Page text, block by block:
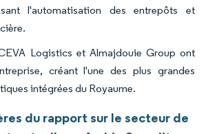
l'automatisation des entrepôts et
Logistics et Almajdouie Group ont
créant l'une des plus grandes
intégrées du Royaume.
du rapport sur le secteur de